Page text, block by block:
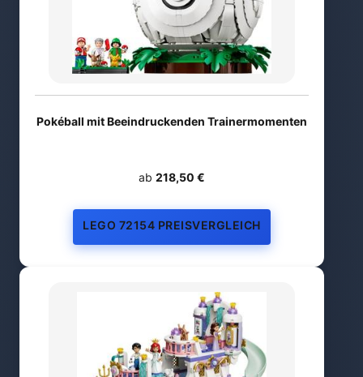
Pokéball mit Beeindruckenden Trainermomenten
ab 218,50 €
LEGO 72154 PREISVERGLEICH